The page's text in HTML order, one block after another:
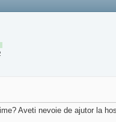
Aveti nevoie de ajutor la